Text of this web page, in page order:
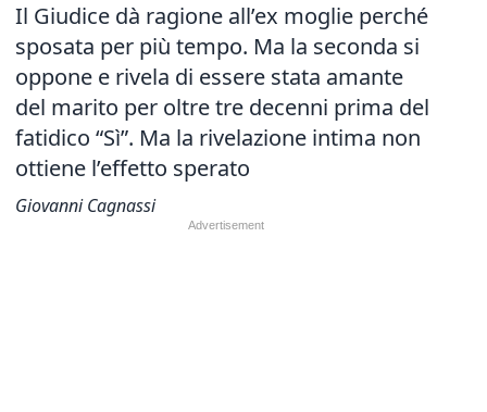
Il Giudice dà ragione all’ex moglie perché
sposata per più tempo. Ma la seconda si
oppone e rivela di essere stata amante
del marito per oltre tre decenni prima del
fatidico “Sì”. Ma la rivelazione intima non
ottiene l’effetto sperato
Giovanni Cagnassi